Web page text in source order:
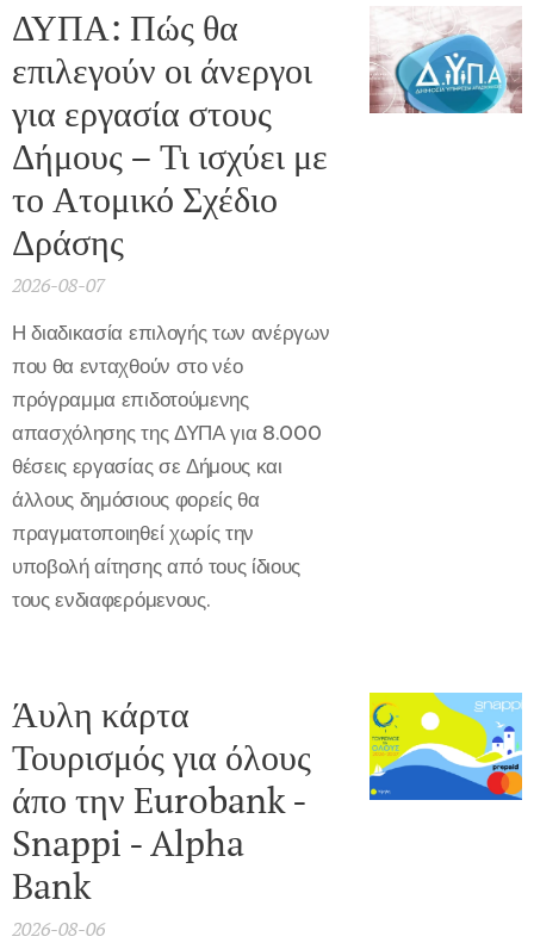
ΔΥΠΑ: Πώς θα
επιλεγούν οι άνεργοι
για εργασία στους
Δήμους – Τι ισχύει με
το Ατομικό Σχέδιο
Δράσης
2026-08-07
Η διαδικασία επιλογής των ανέργων
που θα ενταχθούν στο νέο
πρόγραμμα επιδοτούμενης
απασχόλησης της ΔΥΠΑ για 8.000
θέσεις εργασίας σε Δήμους και
άλλους δημόσιους φορείς θα
πραγματοποιηθεί χωρίς την
υποβολή αίτησης από τους ίδιους
τους ενδιαφερόμενους.
Άυλη κάρτα
Τουρισμός για όλους
άπο την Eurobank -
Snappi - Alpha
Bank
2026-08-06